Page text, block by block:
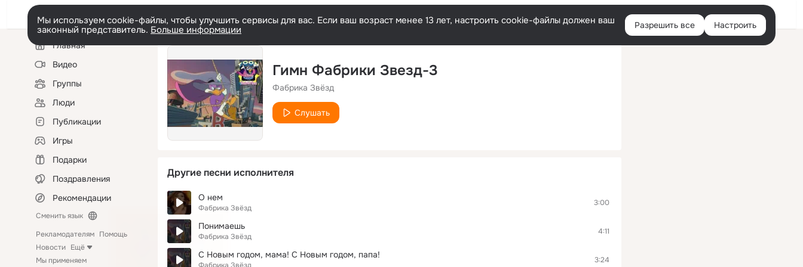
Войти
Мы используем cookie-файлы, чтобы улучшить сервисы для вас. Если ваш возраст менее 13 лет, настроить cookie-файлы должен ваш
законный представитель. Больше информации Разрешить все Настроить
Левая
колонкаГлавная
Видео
Группы
Люди
Публикации
Игры
Подарки
Поздравления
Рекомендации
Сменить язык
Рекламодателям Помощь
Новости Ещё
Мы применяем
Гимн Фабрики Звезд-3
Фабрика Звёзд
Слушать
Другие песни исполнителя
О нем
Фабрика Звёзд
3:00
Понимаешь
Фабрика Звёзд
4:11
С Новым годом, мама! С Новым годом, папа! 3:24